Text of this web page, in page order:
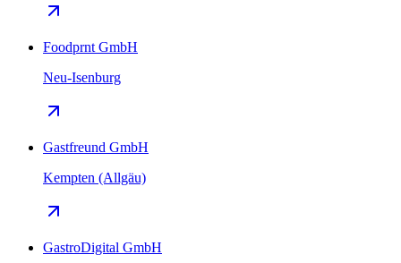
Foodprnt GmbH
Neu-Isenburg
Gastfreund GmbH
Kempten (Allgäu)
GastroDigital GmbH